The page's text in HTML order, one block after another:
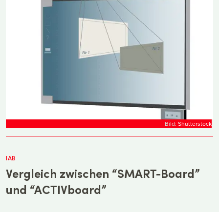
Bild: Shutterstock
IAB
Vergleich zwischen “SMART-Board”
und “ACTIVboard”